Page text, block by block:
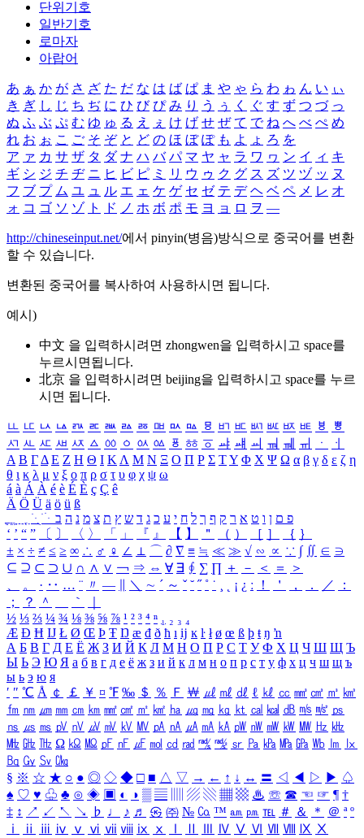
단위기호
일반기호
로마자
아랍어
あ ぁ か が さ ざ た だ な は ば ぱ ま や ゃ ら わ ゎ ん い ぃ
き ぎ し じ ち ぢ に ひ び ぴ み り う ぅ く ぐ す ず つ づ っ
ぬ ふ ぶ ぷ む ゆ ゅ る え ぇ け げ せ ぜ て で ね へ べ ぺ め
れ お ぉ こ ご そ ぞ と ど の ほ ぼ ぽ も よ ょ ろ を
ア ァ カ サ ザ タ ダ ナ ハ バ パ マ ヤ ャ ラ ワ ヮ ン イ ィ キ
ギ シ ジ チ ヂ ニ ヒ ビ ピ ミ リ ウ ゥ ク グ ス ズ ツ ヅ ッ ヌ
フ ブ プ ム ユ ュ ル エ ェ ケ ゲ セ ゼ テ デ ヘ ベ ペ メ レ オ
ォ コ ゴ ソ ゾ ト ド ノ ホ ボ ポ モ ヨ ョ ロ ヲ ―
http://chineseinput.net/에서 pinyin(병음)방식으로 중국어를 변환
할 수 있습니다.
변환된 중국어를 복사하여 사용하시면 됩니다.
예시)
中文 을 입력하시려면 zhongwen을 입력하시고 space를
누르시면됩니다.
北京 을 입력하시려면 beijing을 입력하시고 space를 누르
시면 됩니다.
ㅥ ㅦ ㅧ ㅨ ㅩ ㅪ ㅫ ㅬ ㅭ ㅮ ㅯ ㅰ ㅱ ㅲ ㅳ ㅴ ㅵ ㅶ ㅷ ㅸ
ㅹ
ㅺ ㅻ ㅼ ㅽ ㅾ ㅿ ㆀ ㆁ ㆂ ㆃ ㆄ ㆅ ㆆ ㆇ ㆈ ㆉ ㆊ ㆋ ㆌ ㆍ
ㆎ
Α Β ΓΔ Ε Ζ Η Θ Ι ΚΛ Μ Ν Ξ Ο Π Ρ Σ ΤΥ Φ Χ Ψ Ω α β γ δ ε ζ η
θ ι κ λ μ ν ξ ο π ρ σ τ υ φ χ ψ ω
á à Á À é è É È ç Ç ê
Ä Ö Ü ä ö ü ß
ִֶֹ ֻּ ׁׂ פ ם ן ו ט א ר ק ף ך ל ח י ע כ ג ד ש ץ ת צ מ נ ה ב
‘ ’ “ ” 〔 〕 〈 〉 「 」 『 』 【 】 ＂ （ ） ［ ］ ｛ ｝
± × ÷ ≠ ≤ ≥ ∞ ∴ ♂ ♀ ∠ ⊥ ⌒ ∂ ∇ ≡ ≒ ≪ ≫ √ ∽ ∝ ∵ ∫ ∬ ∈ ∋
⊆ ⊇ ⊂ ⊃ ∪ ∩ ∧ ∨ ￢ ⇒ ⇔ ∀ ∃ ∮ ∑ ∏ ＋ － ＜ ＝
＞
、
。 · ‥ … ¨ 〃 ― ＼ ∼ ´ ～ ˇ ˘ ˝ ˚ ˙ ¸ ¡ ¿ ː ！ ＇ ， ． ／
：
；
？ ＾ ｀
½ ⅓ ⅔ ¼ ¾ ⅛ ⅜ ⅝ ⅞ ¹ ² ³ ⁴ ⁿ ₁ ₂ ₃ ₄
Æ Ð Ħ Ĳ Ł Ø Œ Þ Ŧ Ŋ æ đ ð ħ ı ĳ ĸ ŀ ł ø œ ß þ ŧ ŋ ŉ
А Б В Г Д Е Ё Ж З И Й К Л М Н О П Р С Т У Ф Х Ц Ч Ш Щ Ъ
Ы Ь Э Ю Я а б в г д е ё ж з и й к л м н о п р с т у ф х ц ч ш щ ъ
ы ь э ю я
′ ″ ℃ Å ￠ ￡ ￥ ¤ ℉ ‰ ＄ ％ Ｆ ￦ ㎕ ㎖ ㎗ ℓ ㎘ ㏄ ㎣ ㎤ ㎥ ㎦
㎙ ㎚ ㎛ ㎜ ㎝ ㎞ ㎟ ㎠ ㎡ ㎢ ㏊ ㎍ ㎎ ㎏ ㏏ ㎈ ㎉ ㏈ ㎧ ㎨ ㎰
㎱ ㎲ ㎳ ㎴ ㎵ ㎶ ㎷ ㎸ ㎹ ㎀ ㎁ ㎂ ㎃ ㎄ ㎺ ㎻ ㎽ ㎾ ㎿ ㎐ ㎑
㎒ ㎓ ㎔ Ω ㏀ ㏁ ㎊ ㎋ ㎌ ㏖ ㏅ ㎭ ㎮ ㎯ ㏛ ㎩ ㎪ ㎫ ㎬ ㏝ ㏐
㏓
㏃ ㏉ ㏜ ㏆
§ ※ ☆ ★ ○ ● ◎ ◇ ◆ □ ■ △ ▽ → ← ↑ ↓ ↔ 〓 ◁ ◀ ▷ ▶ ♤
♠ ♡ ♥ ♧ ♣ ⊙ ◈ ▣ ◐ ◑ ▒ ▤ ▨ ▧ ▦ ▩ ♨ ☏ ☎ ☜ ☞ ¶ †
‡ ↕ ↗ ↙ ↖ ↘ ♭ ♩ ♪ ♬ ㉿ ㈜ № ㏇ ™ ㏂ ㏘ ℡ ＃ ＆ ＊ ＠ ª º
ⅰ
ⅱ ⅲ ⅳ ⅴ ⅵ ⅶ ⅷ ⅸ ⅹ Ⅳ Ⅴ Ⅵ Ⅶ Ⅷ Ⅸ Ⅹ